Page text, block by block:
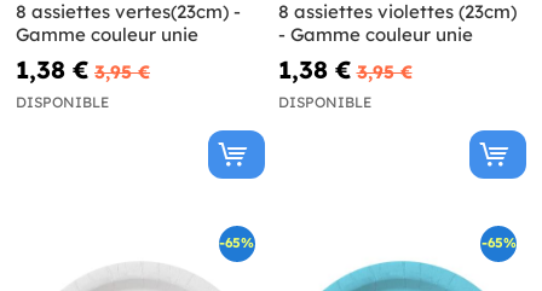
8 assiettes vertes(23cm) -
Gamme couleur unie
1,38 € 3,95 €
DISPONIBLE
8 assiettes violettes (23cm)
- Gamme couleur unie
1,38 € 3,95 €
DISPONIBLE
-65% -65%